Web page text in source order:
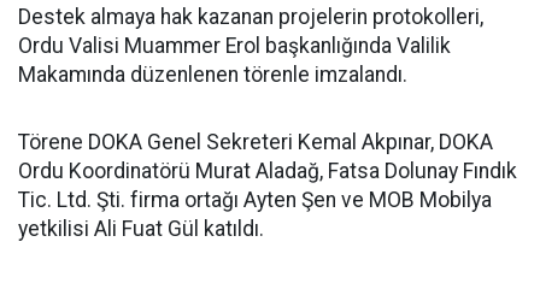
Destek almaya hak kazanan projelerin protokolleri,
Ordu Valisi Muammer Erol başkanlığında Valilik
Makamında düzenlenen törenle imzalandı.
Törene DOKA Genel Sekreteri Kemal Akpınar, DOKA
Ordu Koordinatörü Murat Aladağ, Fatsa Dolunay Fındık
Tic. Ltd. Şti. firma ortağı Ayten Şen ve MOB Mobilya
yetkilisi Ali Fuat Gül katıldı.